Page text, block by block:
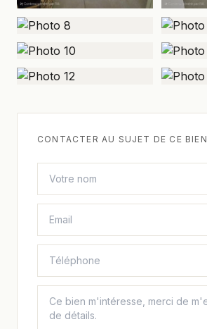
CONTACTER AU SUJET DE CE BIEN